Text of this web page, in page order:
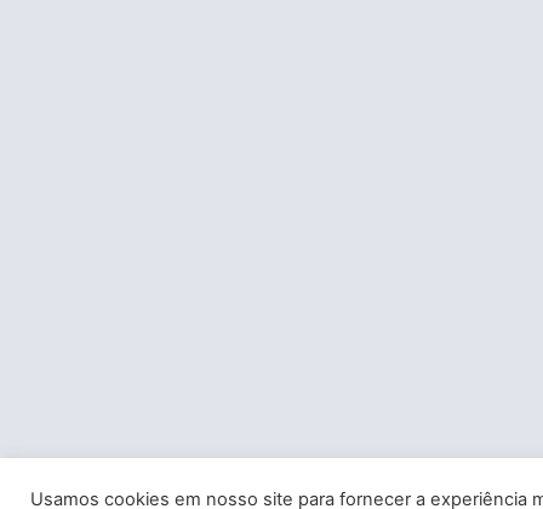
Usamos cookies em nosso site para fornecer a experiência